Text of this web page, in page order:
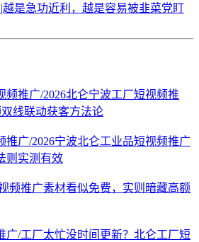
是急功近利，越是容易被韭菜党盯
频推广/2026北仑宁波工厂短视频推
线联动获客方法论
推广/2026宁波北仑工业品短视频推广
则实测有效
频推广素材看似免费，实则暗藏高额
广/工厂太忙没时间更新？北仑工厂短